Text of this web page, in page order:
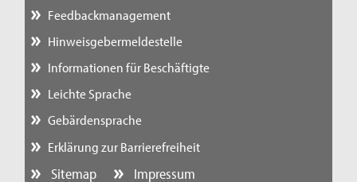
Feedbackmanagement
Hinweisgebermeldestelle
Informationen für Beschäftigte
Leichte Sprache
Gebärdensprache
Erklärung zur Barrierefreiheit
Sitemap Impressum